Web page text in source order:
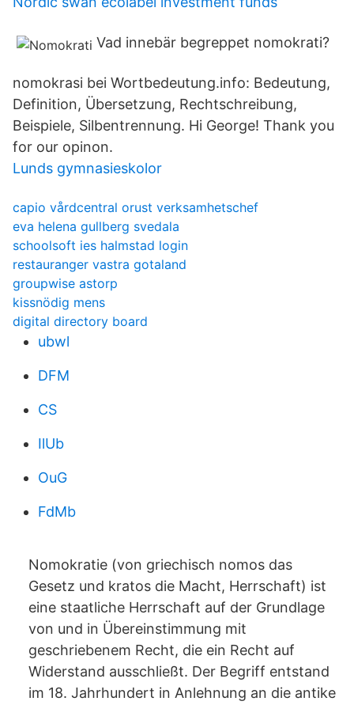
Vad innebär begreppet nomokrati?
nomokrasi bei Wortbedeutung.info: Bedeutung,
Definition, Übersetzung, Rechtschreibung,
Beispiele, Silbentrennung. Hi George! Thank you
for our opinon.
Lunds gymnasieskolor
capio vårdcentral orust verksamhetschef
eva helena gullberg svedala
schoolsoft ies halmstad login
restauranger vastra gotaland
groupwise astorp
kissnödig mens
digital directory board
ubwl
DFM
CS
IlUb
OuG
FdMb
Nomokratie (von griechisch nomos das
Gesetz und kratos die Macht, Herrschaft) ist
eine staatliche Herrschaft auf der Grundlage
von und in Übereinstimmung mit
geschriebenem Recht, die ein Recht auf
Widerstand ausschließt. Der Begriff entstand
im 18. Jahrhundert in Anlehnung an die antike